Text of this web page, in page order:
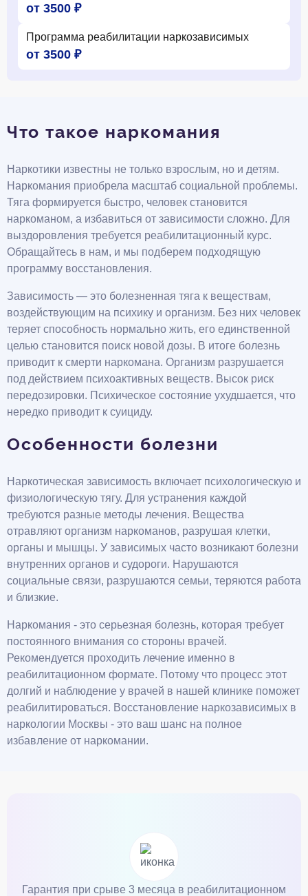
от 3500 ₽
Программа реабилитации наркозависимых
от 3500 ₽
Что такое наркомания
Наркотики известны не только взрослым, но и детям.
Наркомания приобрела масштаб социальной проблемы.
Тяга формируется быстро, человек становится
наркоманом, а избавиться от зависимости сложно. Для
выздоровления требуется реабилитационный курс.
Обращайтесь в нам, и мы подберем подходящую
программу восстановления.
Зависимость — это болезненная тяга к веществам,
воздействующим на психику и организм. Без них человек
теряет способность нормально жить, его единственной
целью становится поиск новой дозы. В итоге болезнь
приводит к смерти наркомана. Организм разрушается
под действием психоактивных веществ. Высок риск
передозировки. Психическое состояние ухудшается, что
нередко приводит к суициду.
Особенности болезни
Наркотическая зависимость включает психологическую и
физиологическую тягу. Для устранения каждой
требуются разные методы лечения. Вещества
отравляют организм наркоманов, разрушая клетки,
органы и мышцы. У зависимых часто возникают болезни
внутренних органов и судороги. Нарушаются
социальные связи, разрушаются семьи, теряются работа
и близкие.
Наркомания - это серьезная болезнь, которая требует
постоянного внимания со стороны врачей.
Рекомендуется проходить лечение именно в
реабилитационном формате. Потому что процесс этот
долгий и наблюдение у врачей в нашей клинике поможет
реабилитироваться. Восстановление наркозависимых в
наркологии Москвы - это ваш шанс на полное
избавление от наркомании.
Гарантия при срыве 3 месяца в реабилитационном